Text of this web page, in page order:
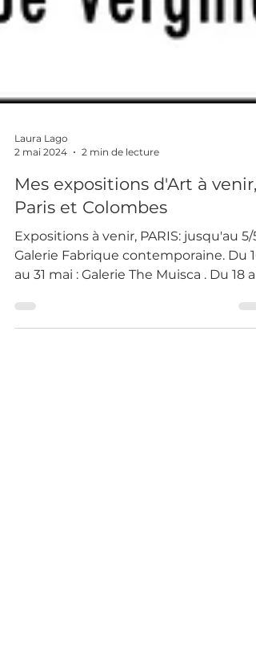
2 mai 2024
2 min de lecture
Mes expositions d'Art à venir,
Paris et Colombes
Expositions à venir, PARIS: jusqu'au 5/5
au 31 mai : Galerie The Muisca . Du 18 au
23 juin, Colombes